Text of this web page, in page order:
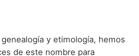
Niña que empiezan por M
Niña que empiezan por O
de Niña Portugueses
de Niña Rusos
de Niña Murcianos
y etimología, hemos
de este nombre para